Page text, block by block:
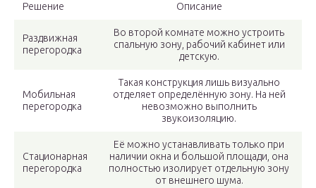
Решение Описание
Раздвижная
перегородка
Во второй комнате можно устроить
спальную зону, рабочий кабинет или
детскую.
Мобильная
перегородка
Такая конструкция лишь визуально
отделяет определённую зону. На ней
невозможно выполнить
звукоизоляцию.
Стационарная
перегородка
Её можно устанавливать только при
наличии окна и большой площади, она
полностью изолирует отдельную зону
от внешнего шума.